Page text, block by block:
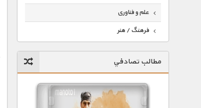
علم و فناوری
فرهنگ / هنر
گردشگری
ماورایی
مسابقات / ورزشی
مطالب تصادفي